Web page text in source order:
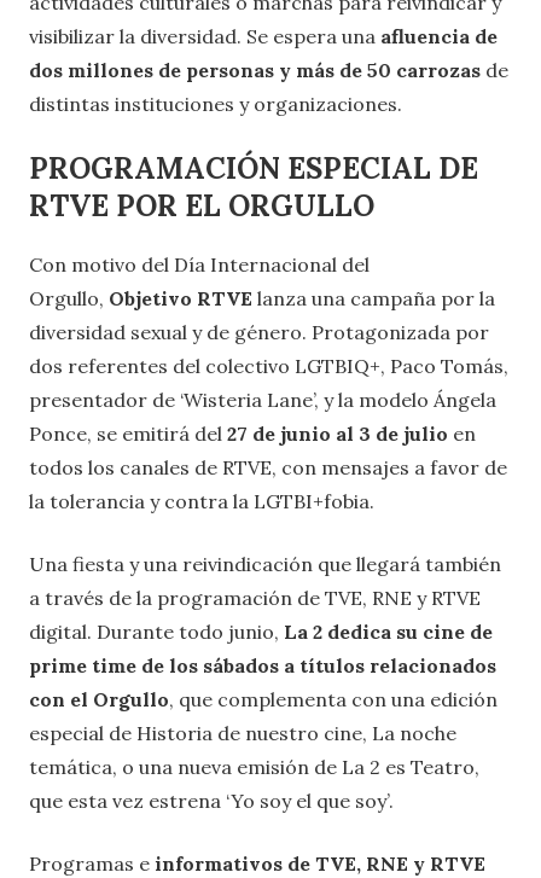
visibilizar la diversidad. Se espera una afluencia de
dos millones de personas y más de 50 carrozas de
distintas instituciones y organizaciones.
PROGRAMACIÓN ESPECIAL DE
RTVE POR EL ORGULLO
Con motivo del Día Internacional del
Orgullo, Objetivo RTVE lanza una campaña por la
diversidad sexual y de género. Protagonizada por
dos referentes del colectivo LGTBIQ+, Paco Tomás,
presentador de ‘Wisteria Lane’, y la modelo Ángela
Ponce, se emitirá del 27 de junio al 3 de julio en
todos los canales de RTVE, con mensajes a favor de
la tolerancia y contra la LGTBI+fobia.
Una fiesta y una reivindicación que llegará también
a través de la programación de TVE, RNE y RTVE
digital. Durante todo junio, La 2 dedica su cine de
prime time de los sábados a títulos relacionados
con el Orgullo, que complementa con una edición
especial de Historia de nuestro cine, La noche
temática, o una nueva emisión de La 2 es Teatro,
que esta vez estrena ‘Yo soy el que soy’.
Programas e informativos de TVE, RNE y RTVE